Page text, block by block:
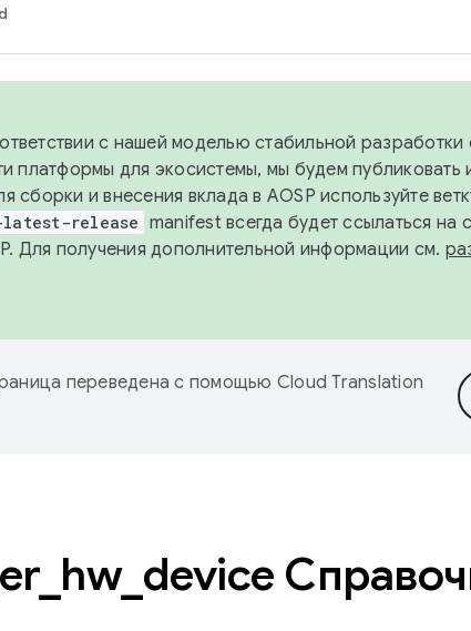
с нашей моделью стабильной разработки
платформы для экосистемы, мы будем публиковать
сборки и внесения вклада в AOSP используйте
latest-release manifest всегда будет ссылаться на
Для получения дополнительной информации см.
переведена с помощью Cloud Translation
_ hw_ device